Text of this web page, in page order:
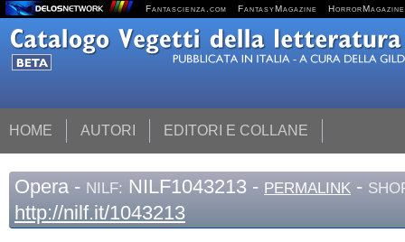
Fantascienza.com FantasyMagazine HorrorMagazine
HOME AUTORI EDITORI E COLLANE
Opera - NILF: NILF1043213 - PERMALINK -
http://nilf.it/1043213